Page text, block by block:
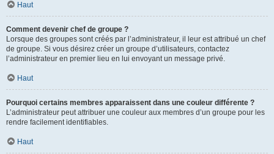
Haut
Comment devenir chef de groupe ?
Lorsque des groupes sont créés par l’administrateur, il leur est attribué un chef
de groupe. Si vous désirez créer un groupe d’utilisateurs, contactez
l’administrateur en premier lieu en lui envoyant un message privé.
Haut
Pourquoi certains membres apparaissent dans une couleur différente ?
L’administrateur peut attribuer une couleur aux membres d’un groupe pour les
rendre facilement identifiables.
Haut